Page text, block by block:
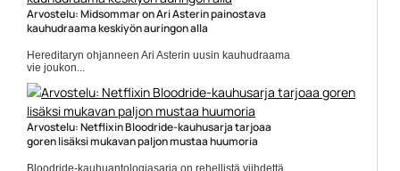
Arvostelu: Midsommar on Ari Asterin painostava
kauhudraama keskiyön auringon alla
Hereditaryn ohjanneen Ari Asterin uusin kauhudraama
vie joukon...
Elokuva-arvostelut
Arvostelu: Netflixin Bloodride-kauhusarja tarjoaa
goren lisäksi mukavan paljon mustaa huumoria
Bloodride-kauhuantologiasarja on rehellistä viihdettä,